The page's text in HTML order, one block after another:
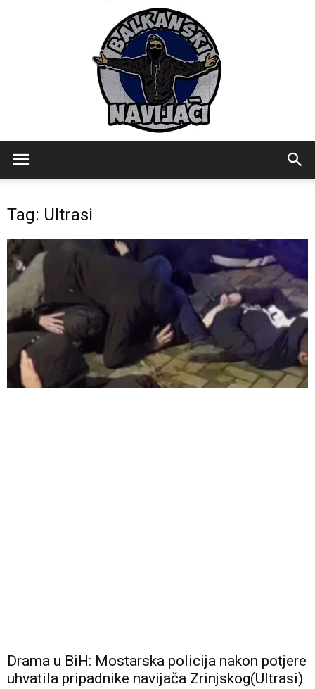
Tag: Ultrasi
Drama u BiH: Mostarska policija nakon potjere
uhvatila pripadnike navijača Zrinjskog(Ultrasi)